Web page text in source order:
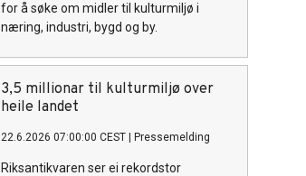
for å søke om midler til kulturmiljø i
næring, industri, bygd og by.
3,5 millionar til kulturmiljø over
heile landet
22.6.2026 07:00:00 CEST Pressemelding
Riksantikvaren ser ei rekordstor